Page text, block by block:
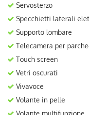
Servosterzo
Specchietti laterali
Supporto lombare
Telecamera per
Touch screen
Vetri oscurati
Vivavoce
Volante in pelle
Volante multifunzione